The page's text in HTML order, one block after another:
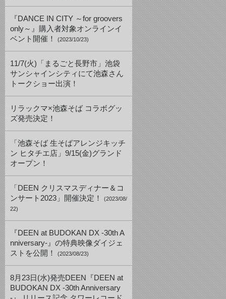
『DANCE IN CITY ～for groovers
only～』購入者対象オンラインイ
ベント開催！
(2023/10/23)
11/7(火)「まるごと長野市」池袋
サンシャインシティにて池森さん
トークショー出演！
リラックマ×池森そば コラボグッ
ズ発売決定！
「池森そば 生そばアレンジキッチ
ン ヒタチエ店」9/15(金)グランド
オープン！
「DEEN クリスマスディナー＆コ
ンサート2023」開催決定！
(2023/08/
22)
『DEEN at BUDOKAN DX -30th A
nniversary-』の特典映像ダイジェ
ストを公開！
(2023/08/23)
8月23日(水)発売DEEN『DEEN at
BUDOKAN DX -30th Anniversary